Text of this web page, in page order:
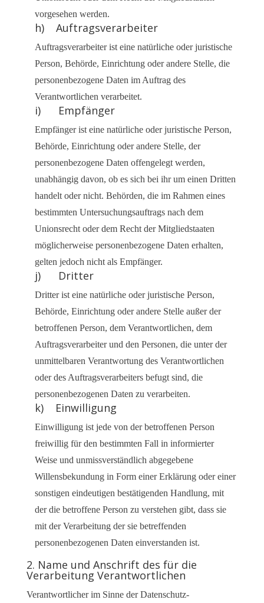
vorgesehen werden.
h) Auftragsverarbeiter
Auftragsverarbeiter ist eine natürliche oder juristische
Person, Behörde, Einrichtung oder andere Stelle, die
personenbezogene Daten im Auftrag des
Verantwortlichen verarbeitet.
i) Empfänger
Empfänger ist eine natürliche oder juristische Person,
Behörde, Einrichtung oder andere Stelle, der
personenbezogene Daten offengelegt werden,
unabhängig davon, ob es sich bei ihr um einen Dritten
handelt oder nicht. Behörden, die im Rahmen eines
bestimmten Untersuchungsauftrags nach dem
Unionsrecht oder dem Recht der Mitgliedstaaten
möglicherweise personenbezogene Daten erhalten,
gelten jedoch nicht als Empfänger.
j) Dritter
Dritter ist eine natürliche oder juristische Person,
Behörde, Einrichtung oder andere Stelle außer der
betroffenen Person, dem Verantwortlichen, dem
Auftragsverarbeiter und den Personen, die unter der
unmittelbaren Verantwortung des Verantwortlichen
oder des Auftragsverarbeiters befugt sind, die
personenbezogenen Daten zu verarbeiten.
k) Einwilligung
Einwilligung ist jede von der betroffenen Person
freiwillig für den bestimmten Fall in informierter
Weise und unmissverständlich abgegebene
Willensbekundung in Form einer Erklärung oder einer
sonstigen eindeutigen bestätigenden Handlung, mit
der die betroffene Person zu verstehen gibt, dass sie
mit der Verarbeitung der sie betreffenden
personenbezogenen Daten einverstanden ist.
2. Name und Anschrift des für die
Verarbeitung Verantwortlichen
Verantwortlicher im Sinne der Datenschutz-